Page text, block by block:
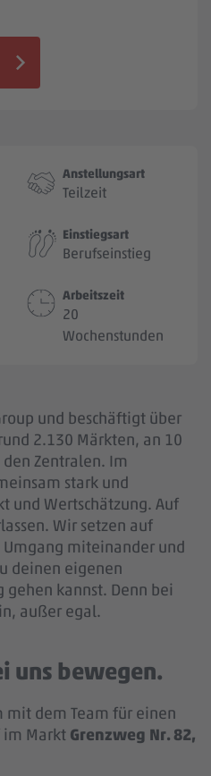
Anstellungsart
Teilzeit
Einstiegsart
Berufseinstieg
Arbeitszeit
20
Wochenstunden
und beschäftigt über
2.130 Märkten, an 10
Zentralen. Im
stark und
und Wertschätzung. Auf
Wir setzen auf
Umgang miteinander und
deinen eigenen
kannst. Denn bei
außer egal.
uns bewegen.
mit dem Team für einen
im Markt Grenzweg Nr. 82,